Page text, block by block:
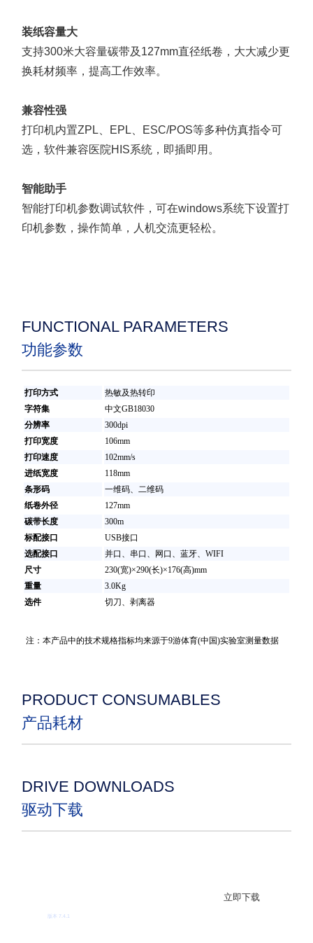
装纸容量大
支持300米大容量碳带及127mm直径纸卷，大大减少更
换耗材频率，提高工作效率。
兼容性强
打印机内置ZPL、EPL、ESC/POS等多种仿真指令可
选，软件兼容医院HIS系统，即插即用。
智能助手
智能打印机参数调试软件，可在windows系统下设置打
印机参数，操作简单，人机交流更轻松。
FUNCTIONAL PARAMETERS
功能参数
打印方式
热敏及热转印
字符集
中文GB18030
分辨率
300dpi
打印宽度
106mm
打印速度
102mm/s
进纸宽度
118mm
条形码
一维码、二维码
纸卷外径
127mm
碳带长度
300m
标配接口
USB接口
选配接口
并口、串口、网口、蓝牙、 WIFI
尺寸
230(宽)×290(长)×176(高)mm
重量
3.0Kg
选件
切刀、剥离器
注：本产品中的技术规格指标均来源于9游体育(中国)实验室测量数据
PRODUCT CONSUMABLES
产品耗材
DRIVE DOWNLOADS
驱动下载
版本 7.4.1
立即下载